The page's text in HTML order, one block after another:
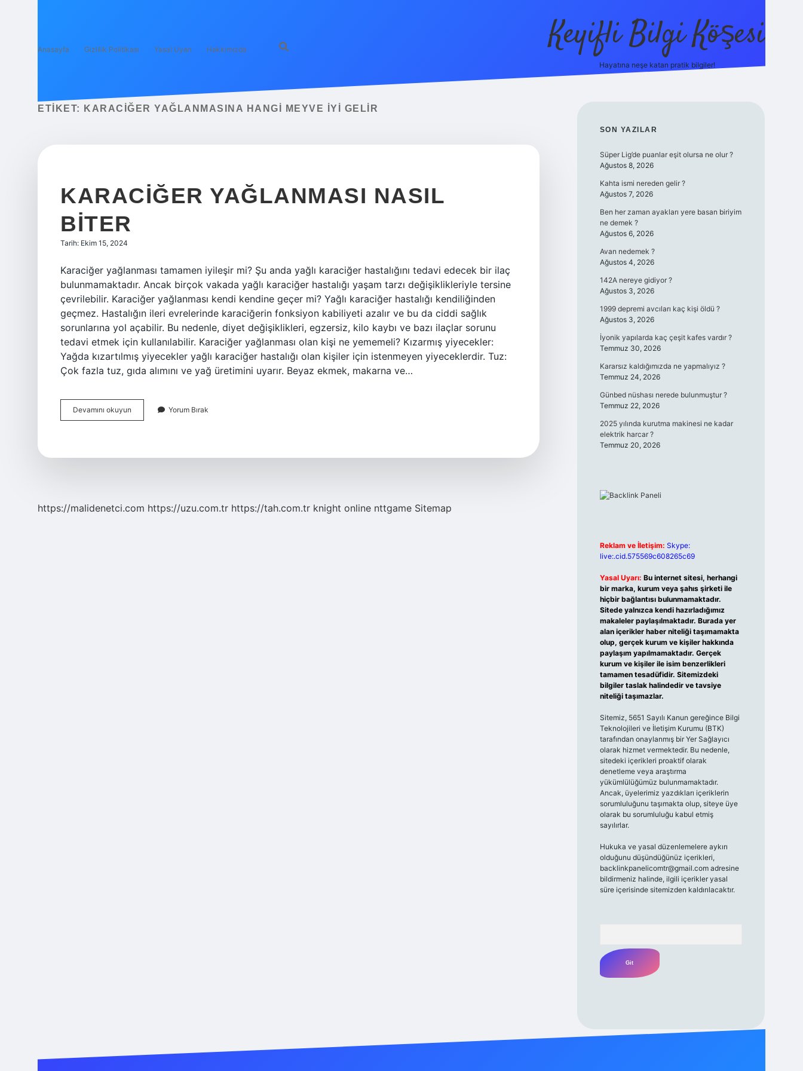
Anasayfa Gizlilik Politikası Yasal Uyarı Hakkımızda Keyifli Bilgi Köşesi
Hayatına neşe katan pratik bilgiler!
ETIKET: KARACIĞER YAĞLANMASINA HANGI MEYVE IYI GELIR
KARACIĞER YAĞLANMASI NASIL
BITER
Tarih: Ekim 15, 2024
Karaciğer yağlanması tamamen iyileşir mi? Şu anda yağlı karaciğer hastalığını tedavi edecek bir ilaç
bulunmamaktadır. Ancak birçok vakada yağlı karaciğer hastalığı yaşam tarzı değişiklikleriyle tersine
çevrilebilir. Karaciğer yağlanması kendi kendine geçer mi? Yağlı karaciğer hastalığı kendiliğinden
geçmez. Hastalığın ileri evrelerinde karaciğerin fonksiyon kabiliyeti azalır ve bu da ciddi sağlık
sorunlarına yol açabilir. Bu nedenle, diyet değişiklikleri, egzersiz, kilo kaybı ve bazı ilaçlar sorunu
tedavi etmek için kullanılabilir. Karaciğer yağlanması olan kişi ne yememeli? Kızarmış yiyecekler:
Yağda kızartılmış yiyecekler yağlı karaciğer hastalığı olan kişiler için istenmeyen yiyeceklerdir. Tuz:
Çok fazla tuz, gıda alımını ve yağ üretimini uyarır. Beyaz ekmek, makarna ve…
Devamını okuyun Karaciğer
Yağlanması
Yorum Bırak
https://malidenetci.com https://uzu.com.tr https://tah.com.tr knight online nttgame Sitemap
SIDEBAR
SON YAZILAR
Süper Lig’de puanlar eşit olursa ne olur ?
Ağustos 8, 2026
Kahta ismi nereden gelir ?
Ağustos 7, 2026
Ben her zaman ayakları yere basan biriyim
ne demek ?
Ağustos 6, 2026
Avan nedemek ?
Ağustos 4, 2026
142A nereye gidiyor ?
Ağustos 3, 2026
1999 depremi avcıları kaç kişi öldü ?
Ağustos 3, 2026
İyonik yapılarda kaç çeşit kafes vardır ?
Temmuz 30, 2026
Kararsız kaldığımızda ne yapmalıyız ?
Temmuz 24, 2026
Günbed nüshası nerede bulunmuştur ?
Temmuz 22, 2026
2025 yılında kurutma makinesi ne kadar
elektrik harcar ?
Temmuz 20, 2026
Reklam ve İletişim: Skype:
live:.cid.575569c608265c69
Yasal Uyarı: Bu internet sitesi, herhangi
bir marka, kurum veya şahıs şirketi ile
hiçbir bağlantısı bulunmamaktadır.
Sitede yalnızca kendi hazırladığımız
makaleler paylaşılmaktadır. Burada yer
alan içerikler haber niteliği taşımamakta
olup, gerçek kurum ve kişiler hakkında
paylaşım yapılmamaktadır. Gerçek
kurum ve kişiler ile isim benzerlikleri
tamamen tesadüfidir. Sitemizdeki
bilgiler taslak halindedir ve tavsiye
niteliği taşımazlar.
Sitemiz, 5651 Sayılı Kanun gereğince Bilgi
Teknolojileri ve İletişim Kurumu (BTK)
tarafından onaylanmış bir Yer Sağlayıcı
olarak hizmet vermektedir. Bu nedenle,
sitedeki içerikleri proaktif olarak
denetleme veya araştırma
yükümlülüğümüz bulunmamaktadır.
Ancak, üyelerimiz yazdıkları içeriklerin
sorumluluğunu taşımakta olup, siteye üye
olarak bu sorumluluğu kabul etmiş
sayılırlar.
Hukuka ve yasal düzenlemelere aykırı
olduğunu düşündüğünüz içerikleri,
backlinkpanelicomtr@gmail.comadresine
bildirmeniz halinde, ilgili içerikler yasal
süre içerisinde sitemizden kaldırılacaktır.